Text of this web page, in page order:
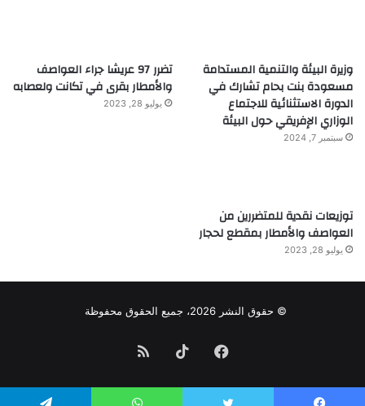
وزيرة البيئة والتنمية المستدامة
مسعودة بنت بحام تشارك في
الدورة الاستثنائية للاجتماع
الوزاري الإفريقي حول البيئة
سبتمبر 7, 2024
تضرر 97 عريشا جراء العواصف
والأمطار بقرى في تكانت ولعصابه
يوليو 28, 2023
توزيعات نقدية للمتضررين من
العواصف والأمطار بمقطع لحجار
يوليو 28, 2023
© حقوق النشر 2026، جميع الحقوق محفوظة
فيسبوك TikTokملخص
الموقع